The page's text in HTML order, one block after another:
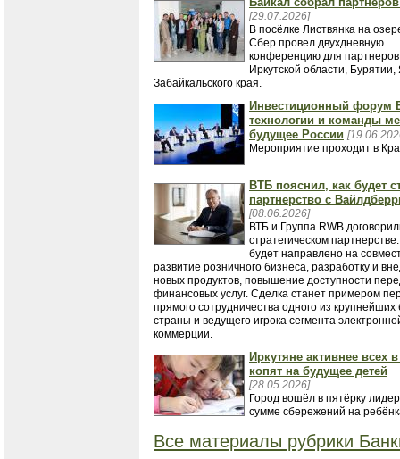
[29.07.2026]
В посёлке Листвянка на
Сбер провел двухдневную
конференцию для партнеров
Иркутской области, Бурятии,
Забайкальского края.
Инвестиционный форум
технологии и команды
будущее России
Мероприятие проходит в
ВТБ пояснил, как будет
партнерство с
[08.06.2026]
ВТБ и Группа RWB
стратегическом
будет направлено на
развитие розничного бизнеса, разработку и
новых продуктов, повышение доступности
финансовых услуг. Сделка станет примером
прямого сотрудничества одного из крупнейших
страны и ведущего игрока сегмента
коммерции.
Иркутяне активнее всех
копят на будущее детей
[28.05.2026]
Город вошёл в пятёрку
сумме сбережений на
Все материалы рубрики